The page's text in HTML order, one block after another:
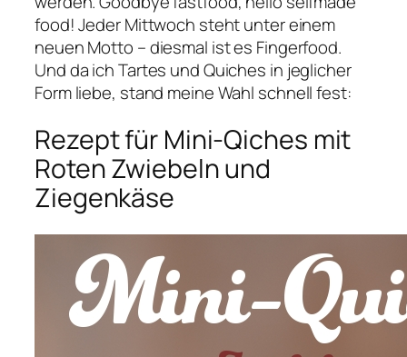
food! Jeder Mittwoch steht unter einem
neuen Motto – diesmal ist es Fingerfood.
Und da ich Tartes und Quiches in jeglicher
Form liebe, stand meine Wahl schnell fest:
Rezept für Mini-Qiches mit
Roten Zwiebeln und
Ziegenkäse